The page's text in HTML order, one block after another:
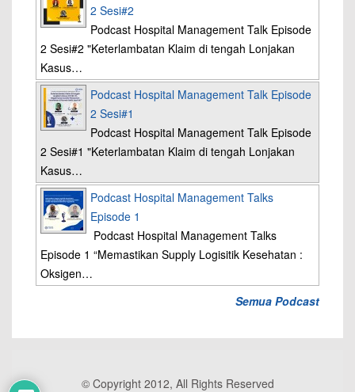
2 Sesi#2
Podcast Hospital Management Talk Episode
2 Sesi#2 "Keterlambatan Klaim di tengah Lonjakan
Kasus…
Podcast Hospital Management Talk Episode
2 Sesi#1
Podcast Hospital Management Talk Episode
2 Sesi#1 "Keterlambatan Klaim di tengah Lonjakan
Kasus…
Podcast Hospital Management Talks
Episode 1
Podcast Hospital Management Talks
Episode 1 “Memastikan Supply Logisitik Kesehatan :
Oksigen…
Semua Podcast
© Copyright 2012, All Rights Reserved